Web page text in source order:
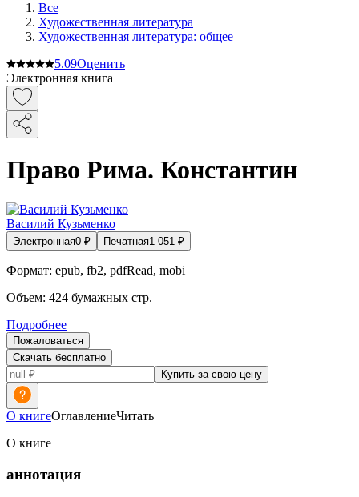
Все
Художественная литература
Художественная литература: общее
5.09Оценить
Электронная книга
Право Рима. Константин
Василий Кузьменко
Электронная0 ₽ Печатная1 051 ₽
Формат: epub, fb2, pdfRead, mobi
Объем: 424 бумажных стр.
Подробнее
Пожаловаться
Скачать бесплатно
Купить за свою цену
О книгеОглавлениеЧитать
О книге
аннотация